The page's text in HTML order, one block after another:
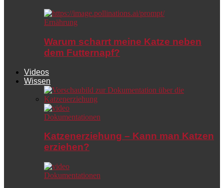
Ernährung
Warum scharrt meine Katze neben
dem Futternapf?
Videos
Wissen
Dokumentationen
Katzenerziehung – Kann man Katzen
erziehen?
Dokumentationen